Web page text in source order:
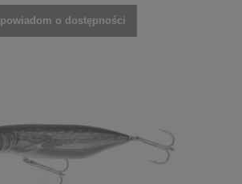
powiadom o dostępności